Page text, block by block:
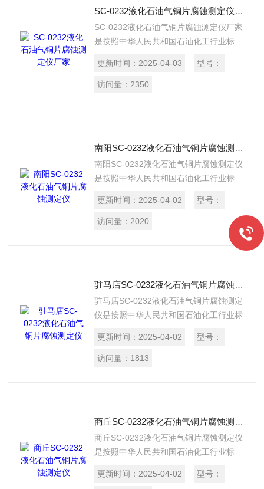
SC-0232液化石油气铜片腐蚀测定仪厂家
SC-0232液化石油气铜片腐蚀测定仪厂家
是按照中华人民共和国石油化工行业标
法》所规定的要求设计制造的，适用于测
定液化石油气对铜片的腐蚀。
更新时间： 2025-04-03 型号：
访问量： 2350
南阳SC-0232液化石油气铜片腐蚀测定仪
南阳SC-0232液化石油气铜片腐蚀测定仪
是按照中华人民共和国石油化工行业标
法》所规定的要求设计制造的，适用于测
定液化石油气对铜片的腐蚀。
更新时间： 2025-04-02 型号：
访问量： 2020
驻马店SC-0232液化石油气铜片腐蚀测定仪
驻马店SC-0232液化石油气铜片腐蚀测定
仪是按照中华人民共和国石油化工行业标
法》所规定的要求设计制造的，适用于测
定液化石油气对铜片的腐蚀。
更新时间： 2025-04-02 型号：
访问量： 1813
商丘SC-0232液化石油气铜片腐蚀测定仪
商丘SC-0232液化石油气铜片腐蚀测定仪
是按照中华人民共和国石油化工行业标
法》所规定的要求设计制造的，适用于测
更新时间： 2025-04-02 型号：